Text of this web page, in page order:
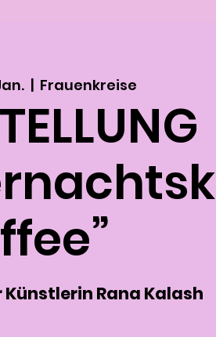
  |
Frauenkreise
Rana Kalash